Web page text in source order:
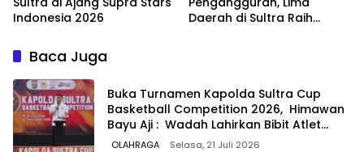
Indonesia 2026
Daerah di Sultra Raih
Baca Juga
Buka Turnamen Kapolda Sultra Cup
Basketball Competition 2026, Himawan
Bayu Aji : Wadah Lahirkan Bibit Atlet
Berprestasi
OLAHRAGA Selasa, 21 Juli 2026